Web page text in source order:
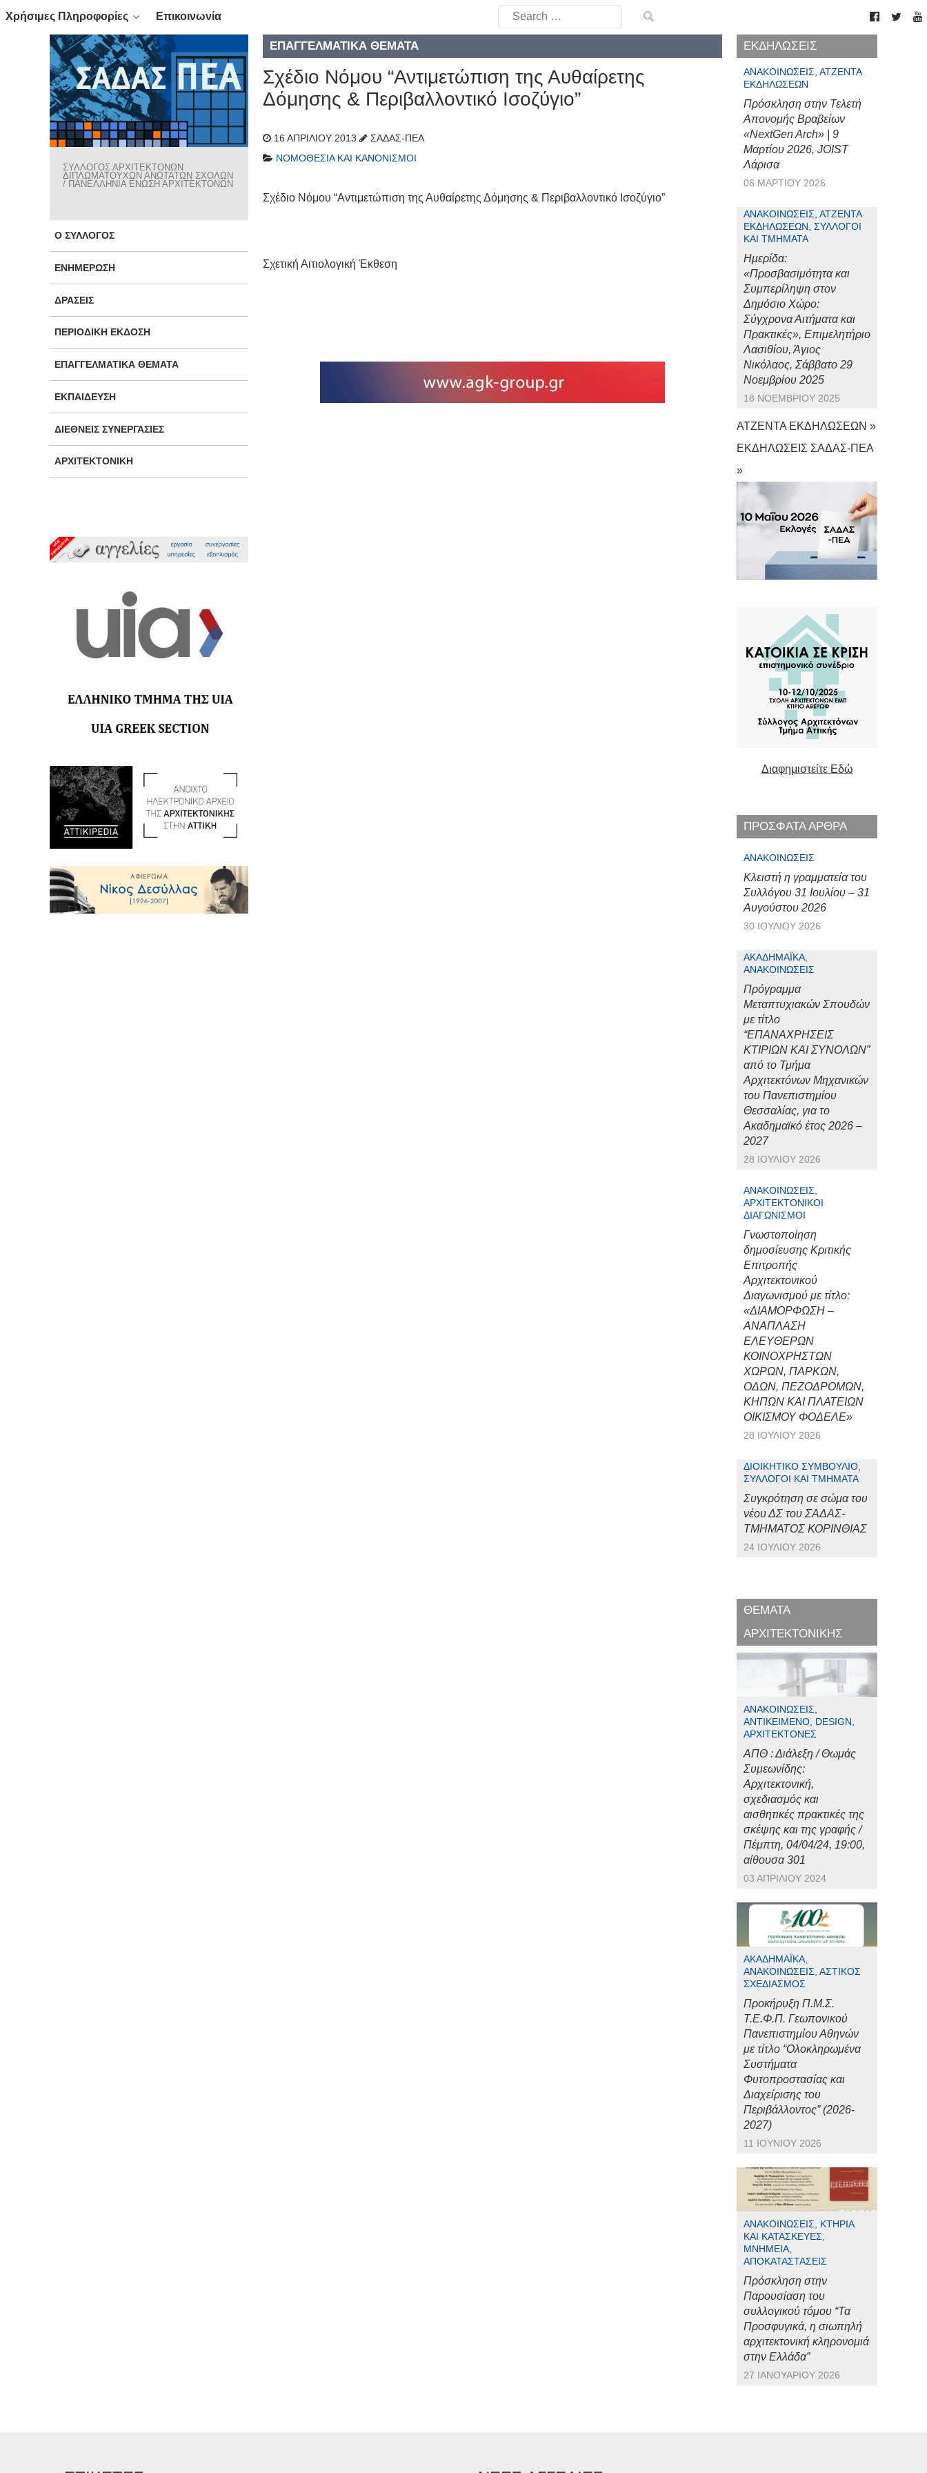
Χρήσιμες Πληροφορίες Επικοινωνία
Search
for:
ΣΥΛΛΟΓΟΣ ΑΡΧΙΤΕΚΤΟΝΩΝ
ΔΙΠΛΩΜΑΤΟΥΧΩΝ ΑΝΩΤΑΤΩΝ ΣΧΟΛΩΝ
/ ΠΑΝΕΛΛΗΝΙΑ ΕΝΩΣΗ ΑΡΧΙΤΕΚΤΟΝΩΝ
Ο ΣΎΛΛΟΓΟΣ
ΕΝΗΜΈΡΩΣΗ
ΔΡΆΣΕΙΣ
ΠΕΡΙΟΔΙΚΉ ΈΚΔΟΣΗ
ΕΠΑΓΓΕΛΜΑΤΙΚΆ ΘΈΜΑΤΑ
ΕΚΠΑΊΔΕΥΣΗ
ΔΙΕΘΝΕΊΣ ΣΥΝΕΡΓΑΣΊΕΣ
ΑΡΧΙΤΕΚΤΟΝΙΚΉ
ΕΠΑΓΓΕΛΜΑΤΙΚΆ ΘΈΜΑΤΑ
Σχέδιο Νόμου “Αντιμετώπιση της Αυθαίρετης
Δόμησης & Περιβαλλοντικό Ισοζύγιο”
16 ΑΠΡΙΛΊΟΥ 2013
ΣΑΔΑΣ-ΠΕΑ
ΝΟΜΟΘΕΣΊΑ ΚΑΙ ΚΑΝΟΝΙΣΜΟΊ
Σχέδιο Νόμου “Αντιμετώπιση της Αυθαίρετης Δόμησης & Περιβαλλοντικό Ισοζύγιο”
Σχετική Αιτιολογική Έκθεση
ΕΚΔΗΛΩΣΕΙΣ
ΑΝΑΚΟΙΝΏΣΕΙΣ, ΑΤΖΈΝΤΑ
ΕΚΔΗΛΏΣΕΩΝ
Πρόσκληση στην Τελετή
Απονομής Βραβείων
«NextGen Arch» | 9
Μαρτίου 2026, JOIST
Λάρισα
06 ΜΑΡΤΊΟΥ 2026
ΑΝΑΚΟΙΝΏΣΕΙΣ, ΑΤΖΈΝΤΑ
ΕΚΔΗΛΏΣΕΩΝ, ΣΎΛΛΟΓΟΙ
ΚΑΙ ΤΜΉΜΑΤΑ
Ημερίδα:
«Προσβασιμότητα και
Συμπερίληψη στον
Δημόσιο Χώρο:
Σύγχρονα Αιτήματα και
Πρακτικές», Επιμελητήριο
Λασιθίου, Άγιος
Νικόλαος, Σάββατο 29
Νοεμβρίου 2025
18 ΝΟΕΜΒΡΊΟΥ 2025
ΑΤΖΕΝΤΑ ΕΚΔΗΛΩΣΕΩΝ »
ΕΚΔΗΛΩΣΕΙΣ ΣΑΔΑΣ-ΠΕΑ
»
Διαφημιστείτε Εδώ
ΠΡΟΣΦΑΤΑ ΑΡΘΡΑ
ΑΝΑΚΟΙΝΏΣΕΙΣ
Κλειστή η γραμματεία του
Συλλόγου 31 Ιουλίου – 31
Αυγούστου 2026
30 ΙΟΥΛΊΟΥ 2026
ΑΚΑΔΗΜΑΪΚΆ,
ΑΝΑΚΟΙΝΏΣΕΙΣ
Πρόγραμμα
Μεταπτυχιακών Σπουδών
με τίτλο
“ΕΠΑΝΑΧΡΗΣΕΙΣ
ΚΤΙΡΙΩΝ ΚΑΙ ΣΥΝΟΛΩΝ”
από το Τμήμα
Αρχιτεκτόνων Μηχανικών
του Πανεπιστημίου
Θεσσαλίας, για το
Ακαδημαϊκό έτος 2026 –
2027
28 ΙΟΥΛΊΟΥ 2026
ΑΝΑΚΟΙΝΏΣΕΙΣ,
ΑΡΧΙΤΕΚΤΟΝΙΚΟΊ
ΔΙΑΓΩΝΙΣΜΟΊ
Γνωστοποίηση
δημοσίευσης Κριτικής
Επιτροπής
Αρχιτεκτονικού
Διαγωνισμού με τίτλο:
«ΔΙΑΜΟΡΦΩΣΗ –
ΑΝΑΠΛΑΣΗ
ΕΛΕΥΘΕΡΩΝ
ΚΟΙΝΟΧΡΗΣΤΩΝ
ΧΩΡΩΝ, ΠΑΡΚΩΝ,
ΟΔΩΝ, ΠΕΖΟΔΡΟΜΩΝ,
ΚΗΠΩΝ ΚΑΙ ΠΛΑΤΕΙΩΝ
ΟΙΚΙΣΜΟΥ ΦΟΔΕΛΕ»
28 ΙΟΥΛΊΟΥ 2026
ΔΙΟΙΚΗΤΙΚΌ ΣΥΜΒΟΎΛΙΟ,
ΣΎΛΛΟΓΟΙ ΚΑΙ ΤΜΉΜΑΤΑ
Συγκρότηση σε σώμα του
νέου ΔΣ του ΣΑΔΑΣ-
ΤΜΗΜΑΤΟΣ ΚΟΡΙΝΘΙΑΣ
24 ΙΟΥΛΊΟΥ 2026
ΘΕΜΑΤΑ
ΑΡΧΙΤΕΚΤΟΝΙΚΗΣ
ΑΝΑΚΟΙΝΏΣΕΙΣ,
ΑΝΤΙΚΕΊΜΕΝΟ, DESIGN,
ΑΡΧΙΤΈΚΤΟΝΕΣ
ΑΠΘ : Διάλεξη / Θωμάς
Συμεωνίδης:
Αρχιτεκτονική,
σχεδιασμός και
αισθητικές πρακτικές της
σκέψης και της γραφής /
Πέμπτη, 04/04/24, 19:00,
αίθουσα 301
03 ΑΠΡΙΛΊΟΥ 2024
ΑΚΑΔΗΜΑΪΚΆ,
ΑΝΑΚΟΙΝΏΣΕΙΣ, ΑΣΤΙΚΌΣ
ΣΧΕΔΙΑΣΜΌΣ
Προκήρυξη Π.Μ.Σ.
Τ.Ε.Φ.Π. Γεωπονικού
Πανεπιστημίου Αθηνών
με τίτλο “Ολοκληρωμένα
Συστήματα
Φυτοπροστασίας και
Διαχείρισης του
Περιβάλλοντος” (2026-
2027)
11 ΙΟΥΝΊΟΥ 2026
ΑΝΑΚΟΙΝΏΣΕΙΣ, ΚΤΉΡΙΑ
ΚΑΙ ΚΑΤΑΣΚΕΥΈΣ,
ΜΝΗΜΕΊΑ,
ΑΠΟΚΑΤΑΣΤΆΣΕΙΣ
Πρόσκληση στην
Παρουσίαση του
συλλογικού τόμου “Τα
Προσφυγικά, η σιωπηλή
αρχιτεκτονική κληρονομιά
στην Ελλάδα”
27 ΙΑΝΟΥΑΡΊΟΥ 2026